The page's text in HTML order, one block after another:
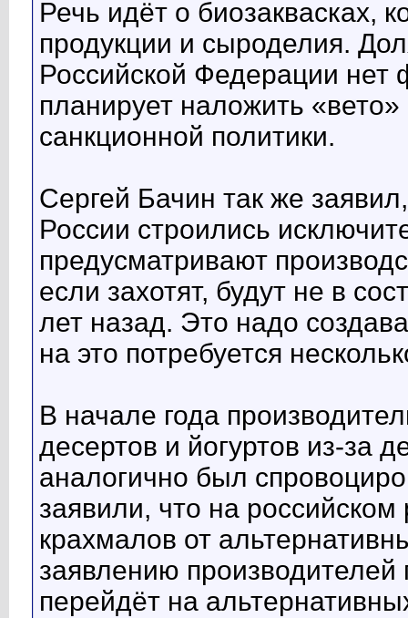
Речь идёт о биозаквасках,
продукции и сыроделия.
Российской Федерации нет
планирует наложить
санкционной политики.
Сергей Бачин так же
России строились
предусматривают
если захотят, будут не в
лет назад. Это надо
на это потребуется
В начале года
десертов и йогуртов из-за
аналогично был
заявили, что на
крахмалов от
заявлению
перейдёт на